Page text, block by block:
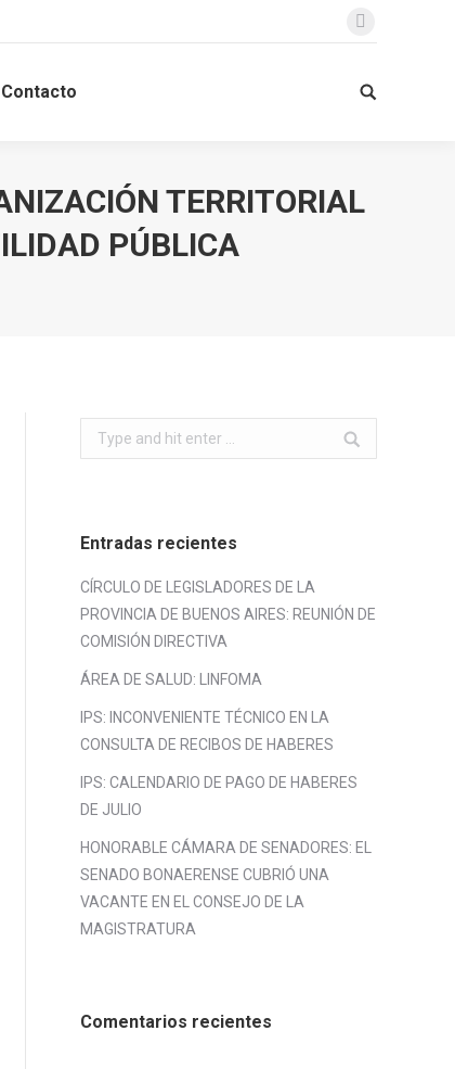
Contacto Search:
TERRITORIAL
PÚBLICA
Search:
Entradas recientes
CÍRCULO DE LEGISLADORES DE LA
PROVINCIA DE BUENOS AIRES: REUNIÓN DE
COMISIÓN DIRECTIVA
ÁREA DE SALUD: LINFOMA
IPS: INCONVENIENTE TÉCNICO EN LA
CONSULTA DE RECIBOS DE HABERES
IPS: CALENDARIO DE PAGO DE HABERES
DE JULIO
HONORABLE CÁMARA DE SENADORES: EL
SENADO BONAERENSE CUBRIÓ UNA
VACANTE EN EL CONSEJO DE LA
MAGISTRATURA
Comentarios recientes